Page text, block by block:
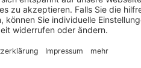
25%